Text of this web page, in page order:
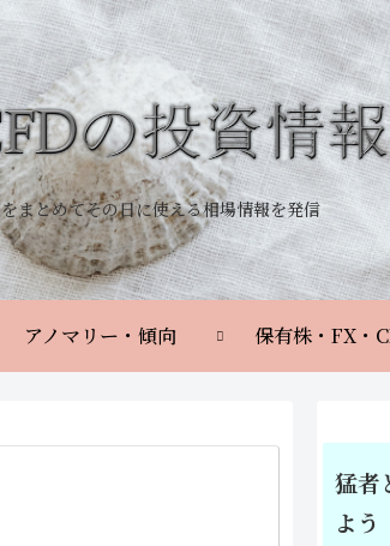
まとめてその日に使える相場情報を発信
アノマリー・傾向 保有株・FX・
猛者
よう